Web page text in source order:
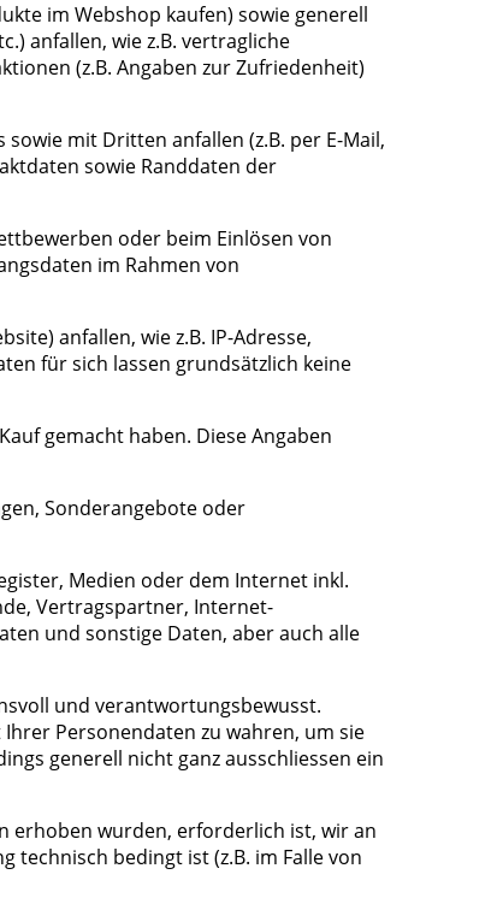
im Webshop kaufen) sowie generell
anfallen, wie z.B. vertragliche
(z.B. Angaben zur Zufriedenheit)
mit Dritten anfallen (z.B. per E-Mail,
sowie Randdaten der
oder beim Einlösen von
im Rahmen von
anfallen, wie z.B. IP-Adresse,
für sich lassen grundsätzlich keine
gemacht haben. Diese Angaben
Sonderangebote oder
Medien oder dem Internet inkl.
Vertragspartner, Internet-
und sonstige Daten, aber auch alle
und verantwortungsbewusst.
Personendaten zu wahren, um sie
generell nicht ganz ausschliessen ein
erhoben wurden, erforderlich ist, wir an
technisch bedingt ist (z.B. im Falle von